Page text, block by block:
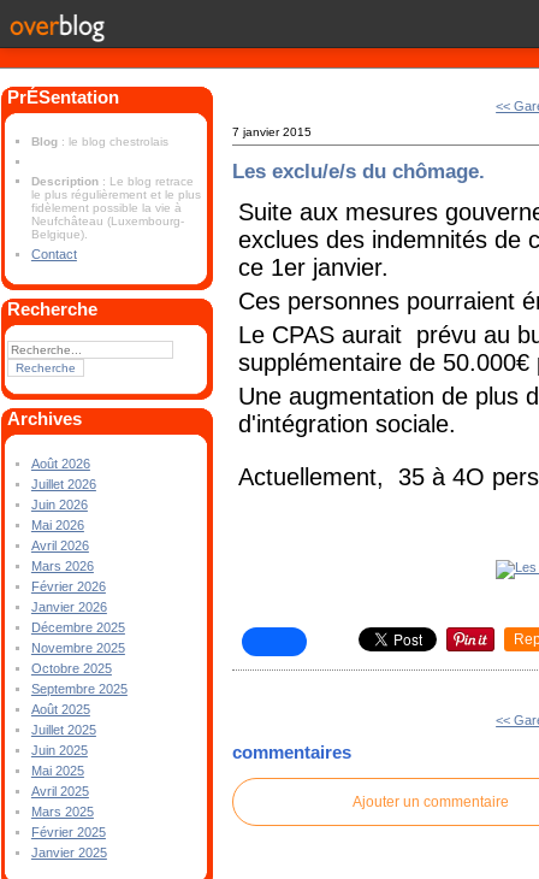
PrÉSentation
Blog : le blog chestrolais
Description : Le blog retrace
le plus régulièrement et le plus
fidèlement possible la vie à
Neufchâteau (Luxembourg-
Belgique).
Contact
Recherche
Archives
Août 2026
Juillet 2026
Juin 2026
Mai 2026
Avril 2026
Mars 2026
Février 2026
Janvier 2026
Décembre 2025
Novembre 2025
Octobre 2025
Septembre 2025
Août 2025
Juillet 2025
Juin 2025
Mai 2025
Avril 2025
Mars 2025
Février 2025
Janvier 2025
<<
7 janvier 2015
Les exclu/e/s du chômage.
Suite aux mesures
exclues des indemnités de
ce 1er janvier.
Ces personnes pourraient
Le CPAS aurait prévu au
supplémentaire de
Une augmentation de plus
d'intégration sociale.
Actuellement, 35 à 4O
<<
commentaires
Ajouter un commentaire